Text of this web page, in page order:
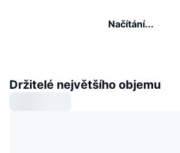
Načítání...
Držitelé největšího objemu